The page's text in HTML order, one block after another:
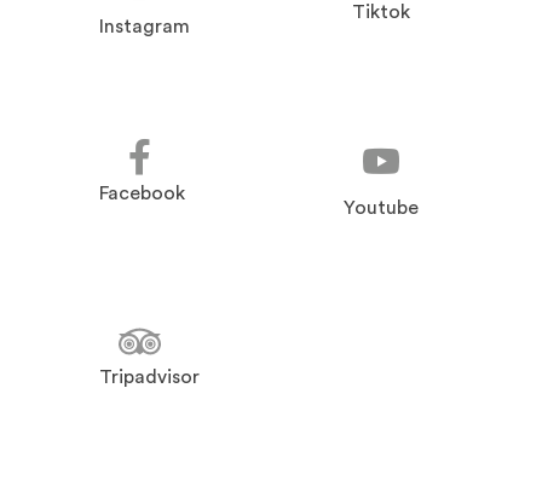
Instagram
Tiktok
Facebook
Youtube
Tripadvisor